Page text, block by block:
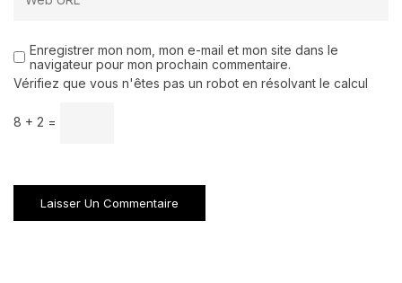
Enregistrer mon nom, mon e-mail et mon site dans le
navigateur pour mon prochain commentaire.
Vérifiez que vous n'êtes pas un robot en résolvant le calcul
8 + 2 =